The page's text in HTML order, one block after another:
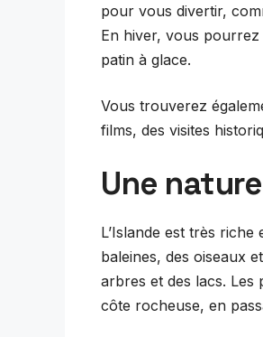
pour vous divertir,
En hiver, vous
patin à glace.
Vous trouverez
films, des visites
Une
L’Islande est très
baleines, des oiseaux
arbres et des lacs. Les
côte rocheuse, en